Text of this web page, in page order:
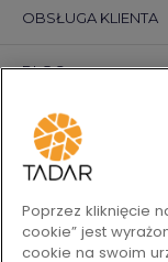
OBSŁUGA KLIENTA
BLOG
KONTAKT
Poprzez kliknięcie
cookie” jest
cookie na swoim